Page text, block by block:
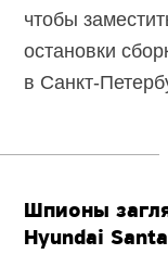
чтобы
остановки
в Санкт-
Шпионы
Hyundai